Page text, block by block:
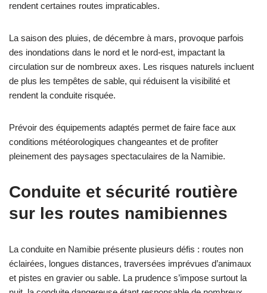
rendent certaines routes impraticables.
La saison des pluies, de décembre à mars, provoque parfois
des inondations dans le nord et le nord-est, impactant la
circulation sur de nombreux axes. Les risques naturels incluent
de plus les tempêtes de sable, qui réduisent la visibilité et
rendent la conduite risquée.
Prévoir des équipements adaptés permet de faire face aux
conditions météorologiques changeantes et de profiter
pleinement des paysages spectaculaires de la Namibie.
Conduite et sécurité routière
sur les routes namibiennes
La conduite en Namibie présente plusieurs défis : routes non
éclairées, longues distances, traversées imprévues d’animaux
et pistes en gravier ou sable. La prudence s’impose surtout la